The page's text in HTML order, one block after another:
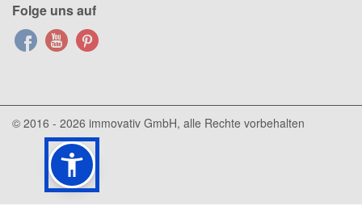
Folge uns auf
© 2016 - 2026 immovativ GmbH, alle Rechte vorbehalten